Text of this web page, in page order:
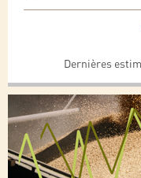
Dernières